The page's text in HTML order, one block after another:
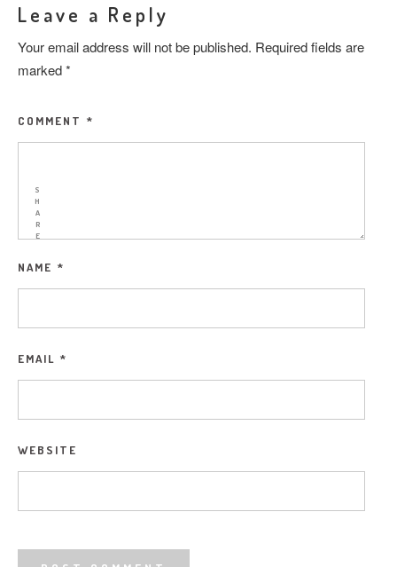
S
H
A
R
E
Leave a Reply
Your email address will not be published. Required fields are
marked*
COMMENT *
NAME *
EMAIL *
WEBSITE